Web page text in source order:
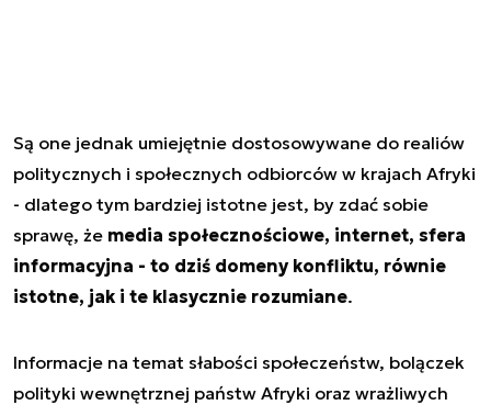
Są one jednak umiejętnie dostosowywane do realiów
politycznych i społecznych odbiorców w krajach Afryki
- dlatego tym bardziej istotne jest, by zdać sobie
sprawę, że media społecznościowe, internet, sfera
informacyjna - to dziś domeny konfliktu, równie
istotne, jak i te klasycznie rozumiane.
Informacje na temat słabości społeczeństw, bolączek
polityki wewnętrznej państw Afryki oraz wrażliwych